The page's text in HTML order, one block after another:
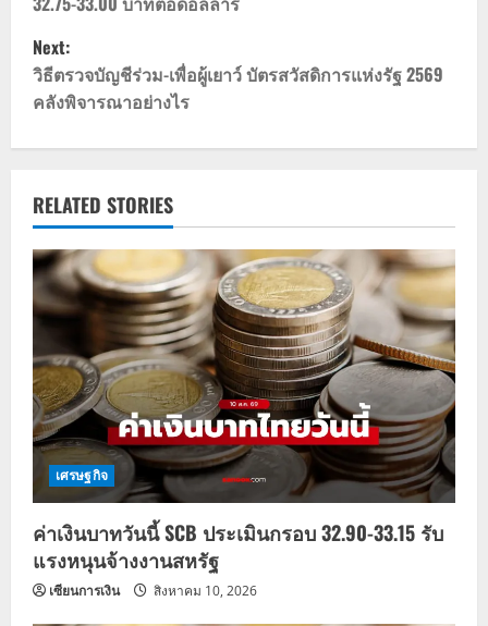
s
t
n
v
i
g
a
t
i
o
n
Next:
วิธีตรวจบัญชีร่วม-เพื่อผู้เยาว์ บัตรสวัสดิการแห่งรัฐ 2569
คลังพิจารณาอย่างไร
RELATED STORIES
เศรษฐกิจ
ค่าเงินบาทวันนี้ SCB ประเมินกรอบ 32.90-33.15 รับ
แรงหนุนจ้างงานสหรัฐ
เซียนการเงิน สิงหาคม 10, 2026